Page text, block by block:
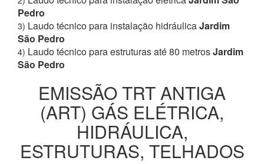
Pedro
3) Laudo técnico para instalação hidráulicaJardim
São Pedro
4) Laudo técnico para estruturas até 80 metrosJardim
São Pedro
EMISSÃO TRT ANTIGA
(ART) GÁS ELÉTRICA,
HIDRÁULICA,
ESTRUTURAS, TELHADOS